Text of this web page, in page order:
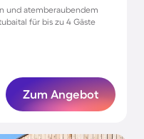
und atemberaubendem
für bis zu 4 Gäste
Zum Angebot